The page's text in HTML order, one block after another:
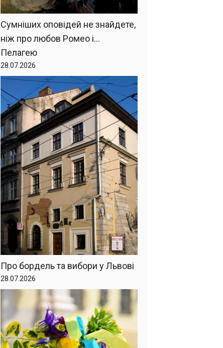
Сумніших оповідей не знайдете,
ніж про любов Ромео і…
Пелагею
28.07.2026
Про бордель та вибори у Львові
28.07.2026